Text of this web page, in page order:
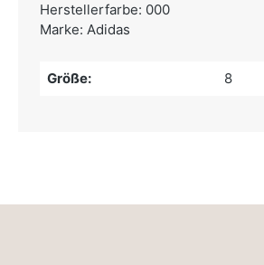
Herstellerfarbe: 000
Marke: Adidas
Größe: 8